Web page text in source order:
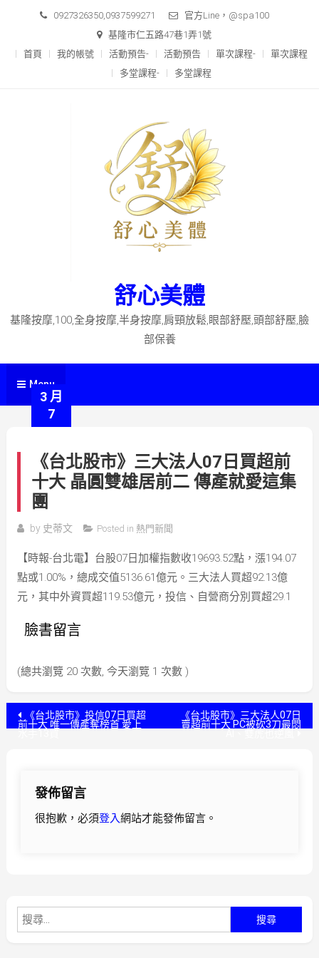
content
0927326350,0937599271
官方Line，@spa100
基隆市仁五路47巷1弄1號
首頁
我的帳號 活動預告- 活動預告 單次課程-
單次課程
多堂課程-
多堂課程
舒心美體
基隆按摩,100,全身按摩,半身按摩,肩頸放鬆,眼部舒壓,頭部舒壓,臉
部保養
Menu
3 月
7
《台北股市》三大法人07日買超前
十大 晶圓雙雄居前二 傳產就愛這集
團
by 史蒂文 Posted in 熱門新聞
【時報-台北電】台股07日加權指數收19693.52點，漲194.07
點或1.00%，總成交值5136.61億元。三大法人買超92.13億
元，其中外資買超119.53億元，投信、自營商分別買超29.1
臉書留言
(總共瀏覽 20 次數, 今天瀏覽 1 次數 )
文 《台北股市》投信07日買超
前十大 唯一傳產奪榜首 愛上
《台北股市》三大法人07日
賣超前十大 PC被砍3刀最悶
發佈留言
很抱歉，必須登入網站才能發佈留言。
尋